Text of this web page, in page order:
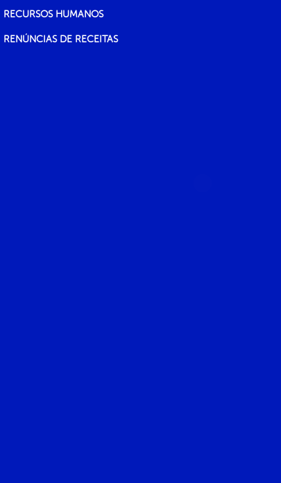
RECURSOS HUMANOS
RENÚNCIAS DE RECEITAS